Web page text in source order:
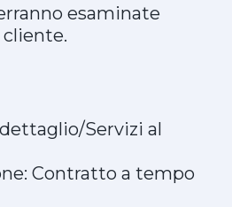
esaminate
Servizi al
Contratto a tempo